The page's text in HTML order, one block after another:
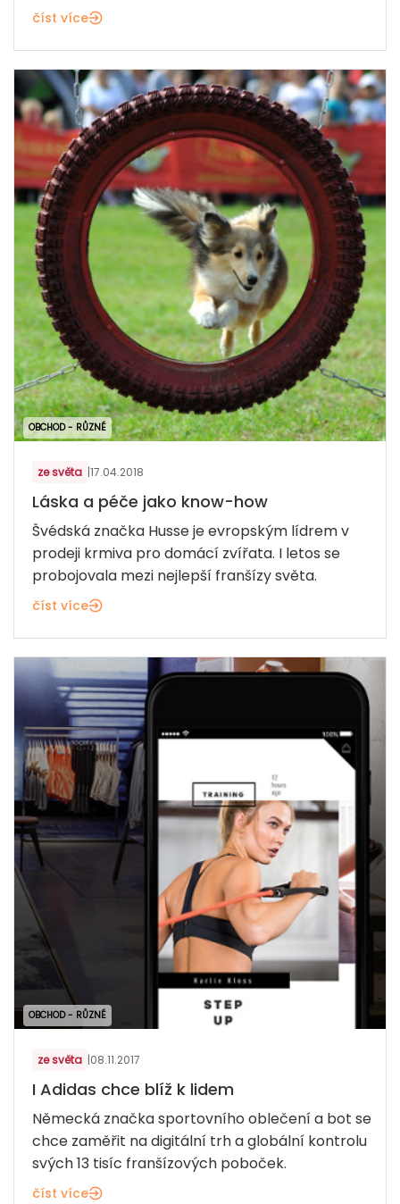
číst více
OBCHOD - RŮZNÉ
ze světa |17.04.2018
Láska a péče jako know-how
Švédská značka Husse je evropským lídrem v
prodeji krmiva pro domácí zvířata. I letos se
probojovala mezi nejlepší franšízy světa.
číst více
OBCHOD - RŮZNÉ
ze světa |08.11.2017
I Adidas chce blíž k lidem
Německá značka sportovního oblečení a bot se
chce zaměřit na digitální trh a globální kontrolu
svých 13 tisíc franšízových poboček.
číst více